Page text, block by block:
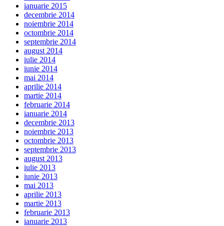
ianuarie 2015
decembrie 2014
noiembrie 2014
octombrie 2014
septembrie 2014
august 2014
iulie 2014
iunie 2014
mai 2014
aprilie 2014
martie 2014
februarie 2014
ianuarie 2014
decembrie 2013
noiembrie 2013
octombrie 2013
septembrie 2013
august 2013
iulie 2013
iunie 2013
mai 2013
aprilie 2013
martie 2013
februarie 2013
ianuarie 2013